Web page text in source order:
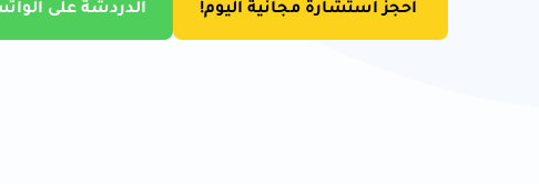
احجز استشارة مجانية اليوم! الدردشة على